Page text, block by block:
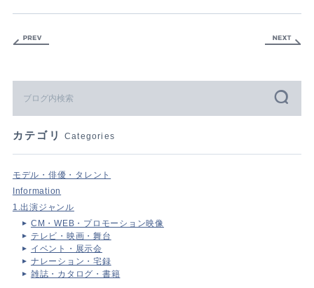
カテゴリ Categories
モデル・俳優・タレント
Information
1.出演ジャンル
CM・WEB・プロモーション映像
テレビ・映画・舞台
イベント・展示会
ナレーション・宅録
雑誌・カタログ・書籍